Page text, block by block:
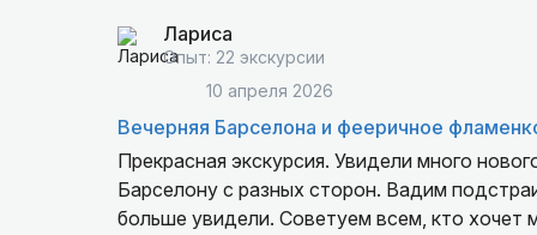
Лариса
Опыт: 22 экскурсии
10 апреля 2026
Вечерняя Барселона и фееричное
Прекрасная экскурсия. Увидели много
Барселону с разных сторон. Вадим
больше увидели. Советуем всем, кто хочет